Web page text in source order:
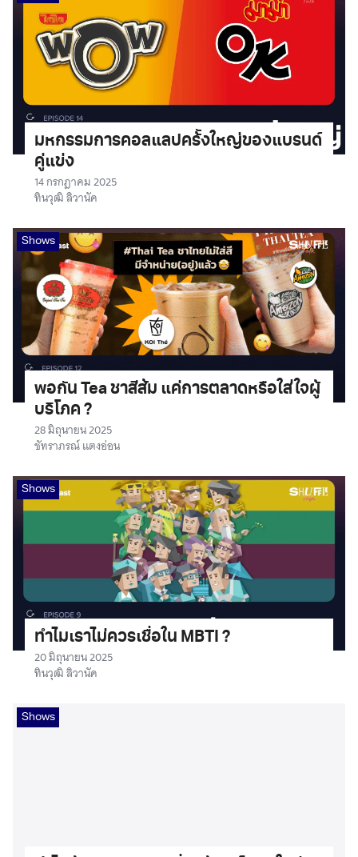
มหกรรมการคอลแลปคร้ังใหญ่ของแบรนด์
คู่แข่ง
14 กรกฎาคม 2025
ทินวุฒิ ลิวานัค
Shows
พอกัน Tea ชาสีส้ม แค่การตลาดหรือใส่ใจผู้
บริโภค ?
28 มิถุนายน 2025
ชัทราภรณ์ แตงอ่อน
Shows
ทำไมเราไม่ควรเชื่อใน MBTI ?
20 มิถุนายน 2025
ทินวุฒิ ลิวานัค
Shows